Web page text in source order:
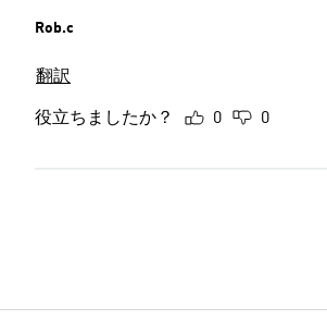
Rob.c
翻訳
役立ちましたか？ 0 0